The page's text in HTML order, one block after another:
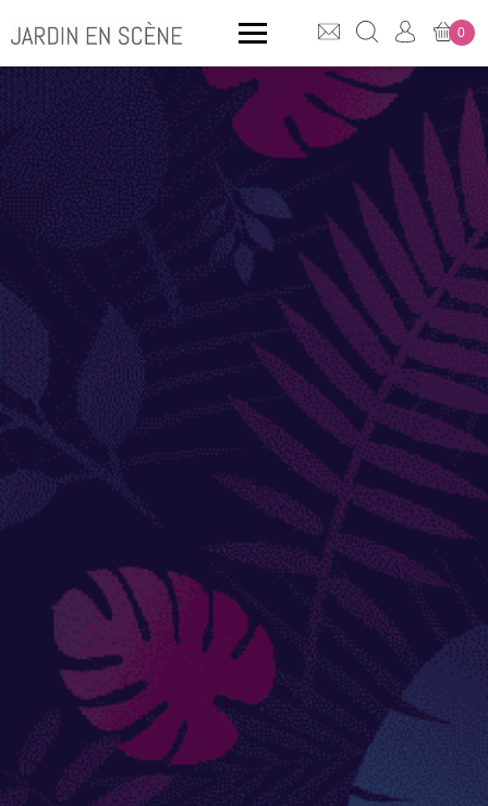
CLICK & COLLECT
MOBILIER OUTDOOR
Rangements
ACCESSOIRES
Accessoires de jardinage
Boites aux lettres
Enceintes extérieures
BACS ET JARDINIÈRES
Jarres / Vases
Potager
0
QUE CHERCHEZ-VOUS ?